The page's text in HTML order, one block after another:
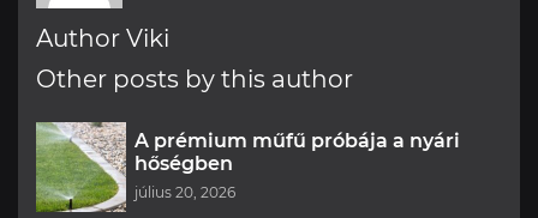
Author Viki
Other posts by this author
A prémium műfű próbája a nyári
hőségben
július 20, 2026